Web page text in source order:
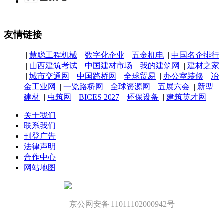
友情链接
| 慧聪工程机械 | 数字化企业 | 五金机电 | 中国名企排行
| 山西建筑考试 | 中国建材市场 | 我的建筑网 | 建材之家
| 城市交通网 | 中国路桥网 | 全球贸易 | 办公室装修 | 冶
金工业网
| 一览路桥网 | 全球资源网 | 五展六会 | 新型
建材 | 虫筑网 | BICES 2027 | 环保设备 | 建筑英才网
关于我们
联系我们
刊登广告
法律声明
合作中心
网站地图
京公网安备 11011102000942号